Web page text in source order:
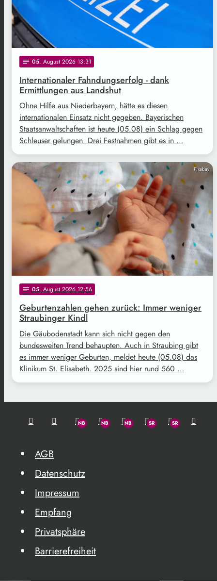
notes 05. August 2026 13:31
Internationaler Fahndungserfolg - dank
Ermittlungen aus Landshut
Ohne Hilfe aus Niederbayern, hätte es diesen
internationalen Einsatz nicht gegeben. Bayerischen
Staatsanwaltschaften ist heute (05.08) ein Schlag gegen
Schleuser gelungen. Drei Festnahmen gibt es in …
Pixabay
notes 05. August 2026 12:56
Geburtenzahlen gehen zurück: Immer weniger
Straubinger Kindl
Die Gäubodenstadt kann sich nicht gegen den
bundesweiten Trend behaupten. Auch in Straubing gibt
es immer weniger Geburten, meldet heute (05.08) das
Klinikum St. Elisabeth. 2025 sind hier rund 560 …
AGB
Datenschutz
Impressum
Empfang
Privatsphäre
Barrierefreiheit